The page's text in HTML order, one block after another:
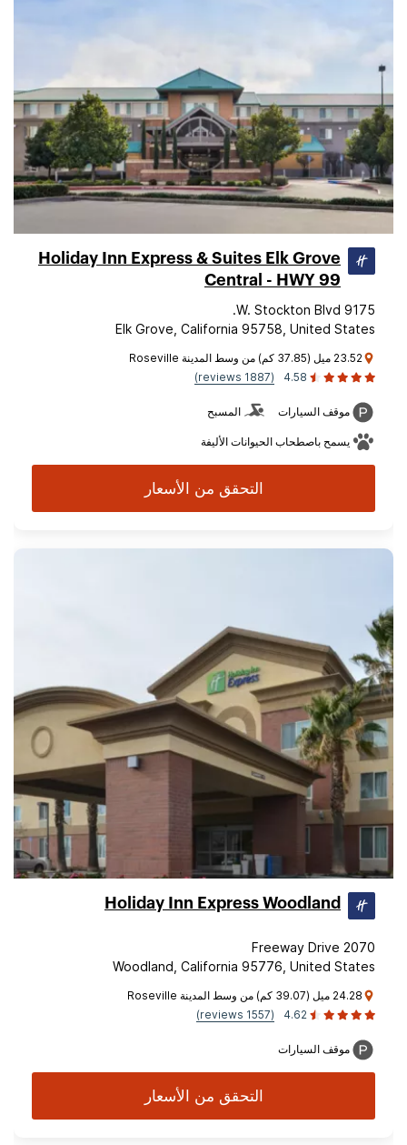
Holiday Inn Express & Suites Elk Grove
Central - HWY 99
9175 W. Stockton Blvd.
Elk Grove, California 95758, United States
23.52 ميل (37.85 كم) من وسط المدينة Roseville
4.58
(1887 reviews)
موقف السيارات المسبح
يسمح باصطحاب الحيوانات الأليفة
التحقق من الأسعار
Holiday Inn Express Woodland
2070 Freeway Drive
Woodland, California 95776, United States
24.28 ميل (39.07 كم) من وسط المدينة Roseville
4.62
(1557 reviews)
موقف السيارات
التحقق من الأسعار